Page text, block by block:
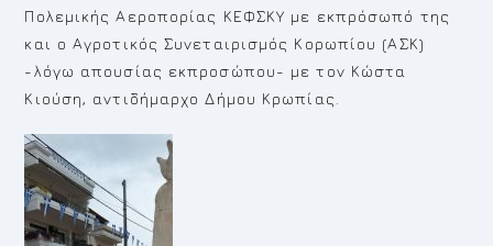
Πολεμικής Αεροπορίας ΚΕΦΣΚΥ με εκπρόσωπό της
και ο Αγροτικός Συνεταιρισμός Κορωπίου (ΑΣΚ)
-λόγω απουσίας εκπροσώπου- με τον Κώστα
Κιούση, αντιδήμαρχο Δήμου Κρωπίας.